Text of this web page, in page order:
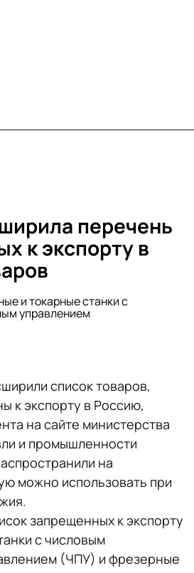
перечень
к экспорту в
и токарные станки с
управлением
список товаров,
к экспорту в Россию,
на сайте министерства
и промышленности
на
можно использовать при
запрещенных к экспорту
с числовым
(ЧПУ) и фрезерные